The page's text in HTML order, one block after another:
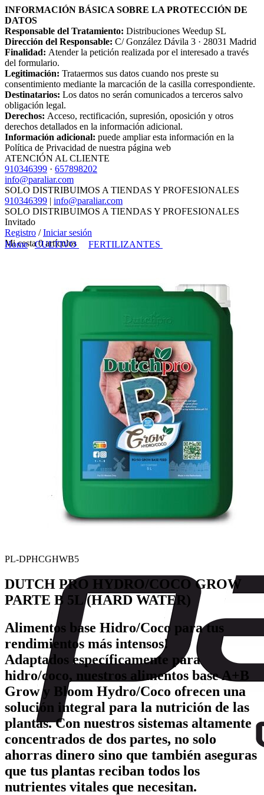
INFORMACIÓN BÁSICA SOBRE LA PROTECCIÓN DE
DATOS
Responsable del Tratamiento: Distribuciones Weedup SL
Dirección del Responsable: C/ González Dávila 3 · 28031 Madrid
Finalidad: Atender la petición realizada por el interesado a través
del formulario.
Legitimación: Trataermos sus datos cuando nos preste su
consentimiento mediante la marcación de la casilla correspondiente.
Destinatarios: Los datos no serán comunicados a terceros salvo
obligación legal.
Derechos: Acceso, rectificación, supresión, oposición y otros
derechos detallados en la información adicional.
Información adicional: puede ampliar esta información en la
Política de Privacidad de nuestra página web
ATENCIÓN AL CLIENTE
910346399 · 657898202
info@paraliar.com
SOLO DISTRIBUIMOS A TIENDAS Y PROFESIONALES
910346399 | info@paraliar.com
SOLO DISTRIBUIMOS A TIENDAS Y PROFESIONALES
Invitado
Registro /Iniciar sesión
Mi cesta0artículos
Home CULTIVO FERTILIZANTES
PL-DPHCGHWB5
DUTCH PRO HYDRO/COCO GROW
PARTE B 5L (HARD WATER)
Alimentos base Hidro/Coco para tus
rendimientos más intensos!
Adaptados específicamente para
hidro/coco, nuestros alimentos base A+B
Grow y Bloom Hydro/Coco ofrecen una
solución integral para la nutrición de las
plantas. Con nuestros sistemas altamente
concentrados de dos partes, no solo
ahorras dinero sino que también aseguras
que tus plantas reciban todos los
nutrientes vitales que necesitan.